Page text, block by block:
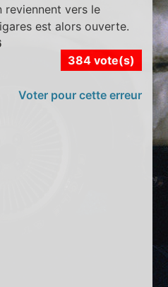
reviennent vers le
est alors ouverte.
384 vote(s)
Voter pour cette erreur